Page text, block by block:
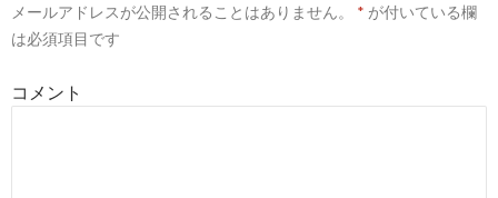
シ
ン
メールアドレスが公開されることはありません。 * が付いている欄
は必須項目です
コメント